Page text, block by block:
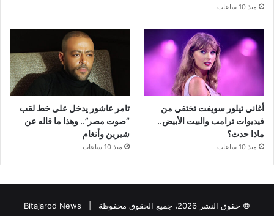
منذ 10 ساعات
أغاني تيلور سويفت تختفي من
فيديوات ترامب والبيت الأبيض..
ماذا حدث؟
منذ 10 ساعات
تامر عاشور يدخل على خط لقب
“صوت مصر”.. وهذا ما قاله عن
شيرين وأنغام
منذ 10 ساعات
© حقوق النشر 2026، جميع الحقوق محفوظة | Bitajarod News